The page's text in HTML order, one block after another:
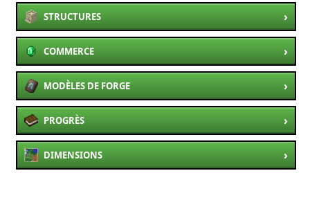
STRUCTURES ›
COMMERCE ›
MODÈLES DE FORGE ›
PROGRÈS ›
DIMENSIONS ›